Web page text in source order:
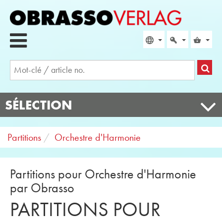
SÉLECTION
Partitions Orchestre d'Harmonie
Partitions pour Orchestre d'Harmonie
par Obrasso
PARTITIONS POUR